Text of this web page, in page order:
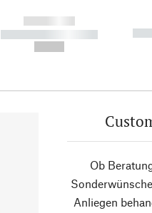
------------
----------- -----------
Ob
Anliegen